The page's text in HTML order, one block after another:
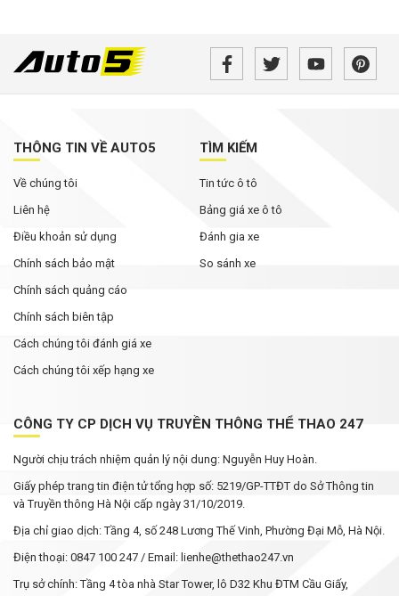
THÔNG TIN VỀ AUTO5
Về chúng tôi
Liên hệ
Điều khoản sử dụng
Chính sách bảo mật
Chính sách quảng cáo
Chính sách biên tập
Cách chúng tôi đánh giá xe
Cách chúng tôi xếp hạng xe
TÌM KIẾM
Tin tức ô tô
Bảng giá xe ô tô
Đánh gia xe
So sánh xe
CÔNG TY CP DỊCH VỤ TRUYỀN THÔNG THỂ THAO 247
Người chịu trách nhiệm quản lý nội dung: Nguyễn Huy Hoàn.
Giấy phép trang tin điện tử tổng hợp số: 5219/GP-TTĐT do Sở Thông tin
và Truyền thông Hà Nội cấp ngày 31/10/2019.
Địa chỉ giao dịch: Tầng 4, số 248 Lương Thế Vinh, Phường Đại Mỗ, Hà Nội.
Điện thoại: 0847 100 247 / Email: lienhe@thethao247.vn
Trụ sở chính: Tầng 4 tòa nhà Star Tower, lô D32 Khu ĐTM Cầu Giấy,